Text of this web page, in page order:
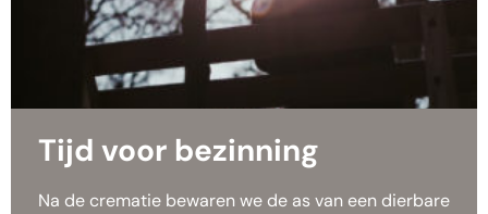
Tijd voor bezinning
Na de crematie bewaren we de as van een dierbare